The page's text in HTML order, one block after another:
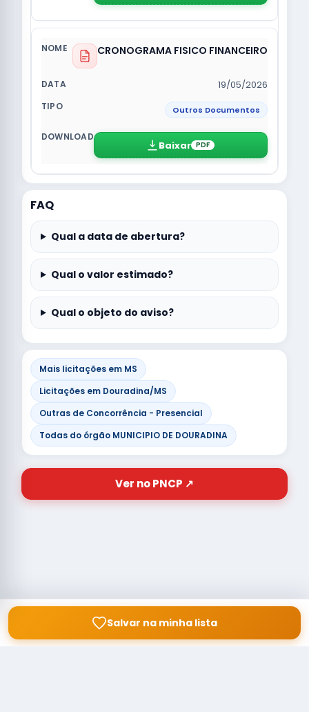
CRONOGRAMA FISICO FINANCEIRO
19/05/2026
Outros Documentos
Baixar PDF
FAQ
Qual a data de abertura?
Qual o valor estimado?
Qual o objeto do aviso?
Mais licitações em MS
Licitações em Douradina/MS
Outras de Concorrência - Presencial
Todas do órgão MUNICIPIO DE DOURADINA
Ver no PNCP ↗
Salvar na minha lista